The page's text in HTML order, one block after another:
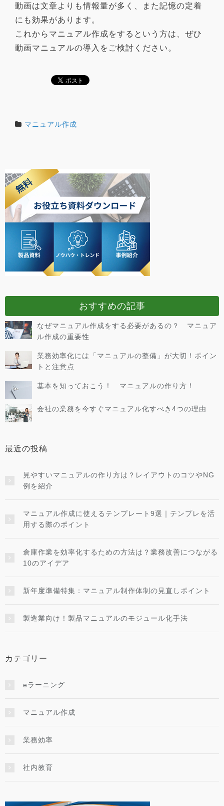
動画は文章よりも情報量が多く、また記憶の定着
にも効果があります。
これからマニュアル作成をするという方は、ぜひ
動画マニュアルの導入をご検討ください。
マニュアル作成
おすすめの記事
なぜマニュアル作成をする必要があるの？ マニュア
ル作成の重要性
業務効率化には「マニュアルの整備」が大切！ポイン
トと注意点
基本を知っておこう！ マニュアルの作り方！
会社の業務を今すぐマニュアル化すべき4つの理由
最近の投稿
見やすいマニュアルの作り方は？レイアウトのコツやNG
例を紹介
マニュアル作成に使えるテンプレート9選｜テンプレを活
用する際のポイント
倉庫作業を効率化するための方法は？業務改善につながる
10のアイデア
新年度準備特集：マニュアル制作体制の見直しポイント
製造業向け！製品マニュアルのモジュール化手法
カテゴリー
eラーニング
マニュアル作成
業務効率
社内教育